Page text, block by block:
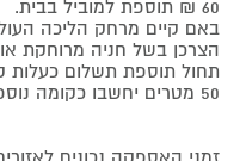
60 ₪ תוספת למוביל בבית.
הצרכן בשל חניה מרוחקת
תחול תוספת תשלום כעלות
50 מטרים יחשבו כקומה נוספת).